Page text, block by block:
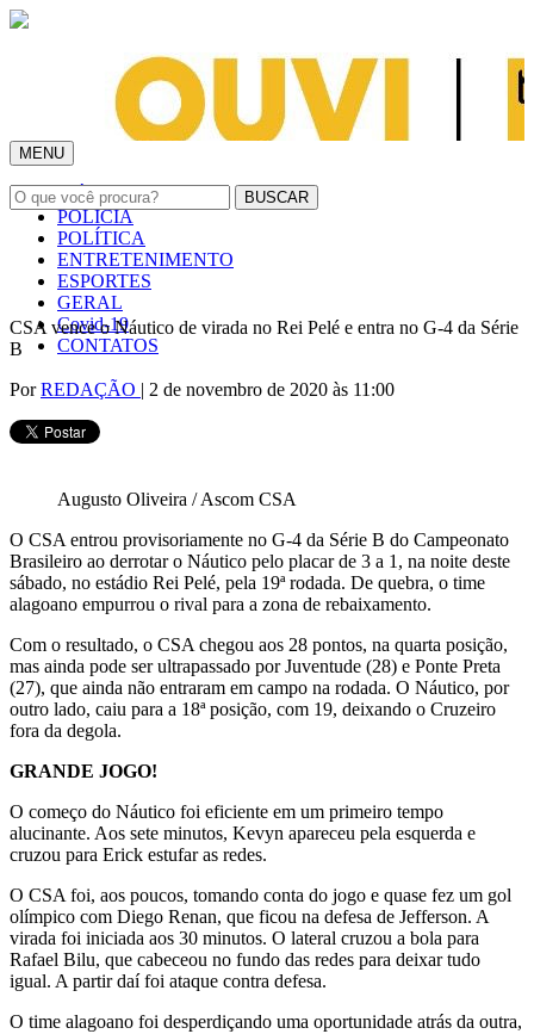
MENU
INÍCIO
POLÍCIA
POLÍTICA
ENTRETENIMENTO
ESPORTES
GERAL
Covid-19
CONTATOS
CSA vence o Náutico de virada no Rei Pelé e entra no G-4 da Série
B
PorREDAÇÃO | 2 de novembro de 2020 às 11:00
Augusto Oliveira / Ascom CSA
O CSA entrou provisoriamente no G-4 da Série B do Campeonato
Brasileiro ao derrotar o Náutico pelo placar de 3 a 1, na noite deste
sábado, no estádio Rei Pelé, pela 19ª rodada. De quebra, o time
alagoano empurrou o rival para a zona de rebaixamento.
Com o resultado, o CSA chegou aos 28 pontos, na quarta posição,
mas ainda pode ser ultrapassado por Juventude (28) e Ponte Preta
(27), que ainda não entraram em campo na rodada. O Náutico, por
outro lado, caiu para a 18ª posição, com 19, deixando o Cruzeiro
fora da degola.
GRANDE JOGO!
O começo do Náutico foi eficiente em um primeiro tempo
alucinante. Aos sete minutos, Kevyn apareceu pela esquerda e
cruzou para Erick estufar as redes.
O CSA foi, aos poucos, tomando conta do jogo e quase fez um gol
olímpico com Diego Renan, que ficou na defesa de Jefferson. A
virada foi iniciada aos 30 minutos. O lateral cruzou a bola para
Rafael Bilu, que cabeceou no fundo das redes para deixar tudo
igual. A partir daí foi ataque contra defesa.
O time alagoano foi desperdiçando uma oportunidade atrás da outra,